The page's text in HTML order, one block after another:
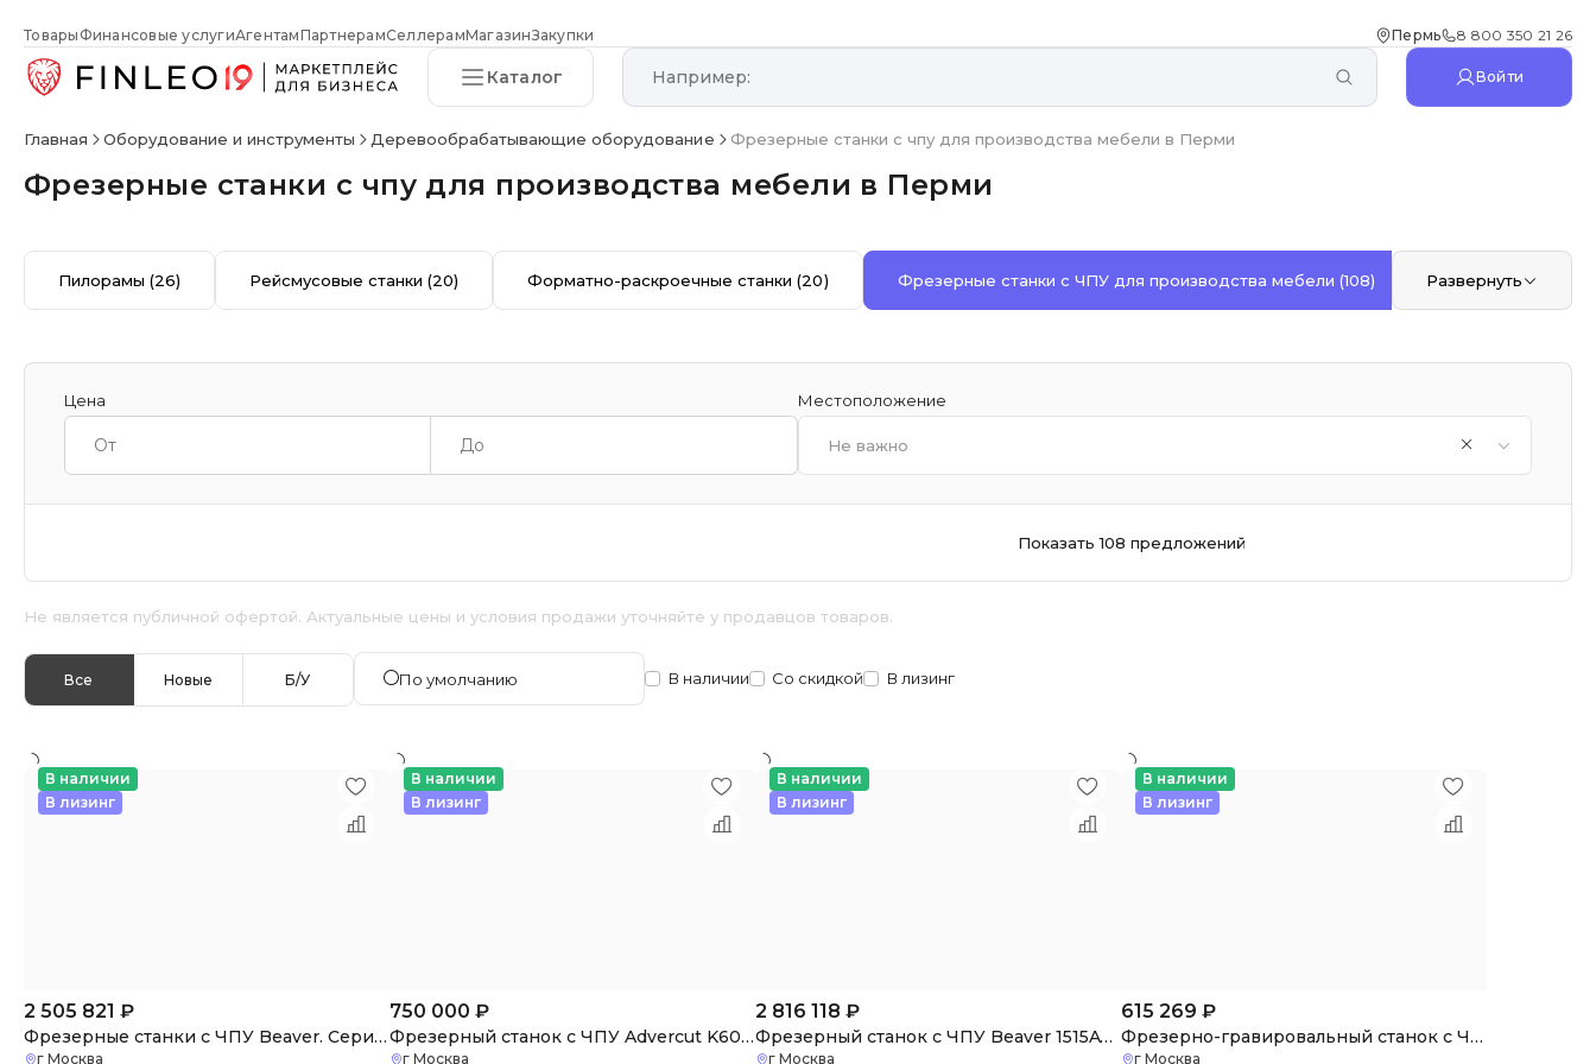
Товары Финансовые услугиАгентамПартнерамСеллерамМагазинЗакупки Пермь 8 800 350 21 26
Каталог Войти
Главная Оборудование и инструменты Деревообрабатывающие оборудование Фрезерные станки с чпу для производства мебели в Перми
Фрезерные станки с чпу для производства мебели в Перми
Пилорамы(26) Рейсмусовые станки(20) Форматно-раскроечные станки(20) Фрезерные станки с ЧПУ для производства мебели (108) Торцовочные
Развернуть
Цена Местоположение
Не важно
Показать 108 предложений
Не является публичной офертой. Актуальные цены и условия продажи уточняйте у продавцов товаров.
Все Новые Б/У По умолчанию В наличии Со скидкой В лизинг
В наличии
В лизинг
2 505 821 ₽
Фрезерные станки с ЧПУ Beaver. Серия AVLT
г Москва
В наличии
В лизинг
750 000 ₽
Фрезерный станок с ЧПУ Advercut K60MT/2040 БУ
г Москва
В наличии
В лизинг
2 816 118 ₽
Фрезерный станок с ЧПУ Beaver 1515AVT3-2H
г Москва
В наличии
В лизинг
615 269 ₽
Фрезерно-гравировальный станок с ЧПУ Filato Optima 1515 MTV
г Москва